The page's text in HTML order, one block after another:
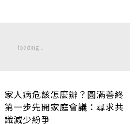
家人病危該怎麼辦？圓滿善終
第一步先開家庭會議：尋求共
識減少紛爭